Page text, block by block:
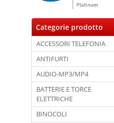
Categorie prodotto
ACCESSORI TELEFONIA
ANTIFURTI
AUDIO-MP3/MP4
BATTERIE E TORCE
ELETTRICHE
BINOCOLI